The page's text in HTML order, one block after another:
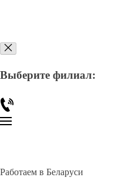
Выберите филиал:
Работаем в Беларуси